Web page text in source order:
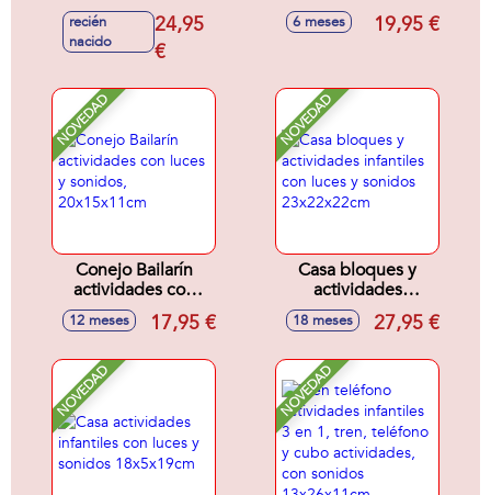
canciones
relajantes y modo
silencio, ajustable
41x22x35cm
recién
nacido
24,95
€
actividades 2 en 1,
con luces y sonidos
6 meses 19,95 €
NOVEDAD
Conejo Bailarín
actividades con
luces y sonidos,
20x15x11cm
12 meses 17,95 €
NOVEDAD
Casa bloques y
actividades
infantiles con luces
y sonidos
18 meses 27,95 €
NOVEDAD NOVEDAD